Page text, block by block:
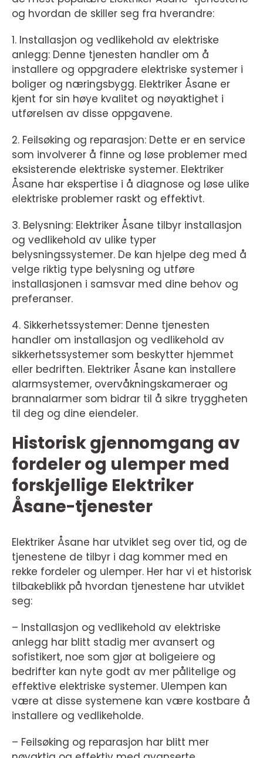
og hvordan de skiller seg fra hverandre:
1. Installasjon og vedlikehold av elektriske
anlegg: Denne tjenesten handler om å
installere og oppgradere elektriske systemer i
boliger og næringsbygg. Elektriker Åsane er
kjent for sin høye kvalitet og nøyaktighet i
utførelsen av disse oppgavene.
2. Feilsøking og reparasjon: Dette er en service
som involverer å finne og løse problemer med
eksisterende elektriske systemer. Elektriker
Åsane har ekspertise i å diagnose og løse ulike
elektriske problemer raskt og effektivt.
3. Belysning: Elektriker Åsane tilbyr installasjon
og vedlikehold av ulike typer
belysningssystemer. De kan hjelpe deg med å
velge riktig type belysning og utføre
installasjonen i samsvar med dine behov og
preferanser.
4. Sikkerhetssystemer: Denne tjenesten
handler om installasjon og vedlikehold av
sikkerhetssystemer som beskytter hjemmet
eller bedriften. Elektriker Åsane kan installere
alarmsystemer, overvåkningskameraer og
brannalarmer som bidrar til å sikre tryggheten
til deg og dine eiendeler.
Historisk gjennomgang av
fordeler og ulemper med
forskjellige Elektriker
Åsane-tjenester
Elektriker Åsane har utviklet seg over tid, og de
tjenestene de tilbyr i dag kommer med en
rekke fordeler og ulemper. Her har vi et historisk
tilbakeblikk på hvordan tjenestene har utviklet
seg:
– Installasjon og vedlikehold av elektriske
anlegg har blitt stadig mer avansert og
sofistikert, noe som gjør at boligeiere og
bedrifter kan nyte godt av mer pålitelige og
effektive elektriske systemer. Ulempen kan
være at disse systemene kan være kostbare å
installere og vedlikeholde.
– Feilsøking og reparasjon har blitt mer